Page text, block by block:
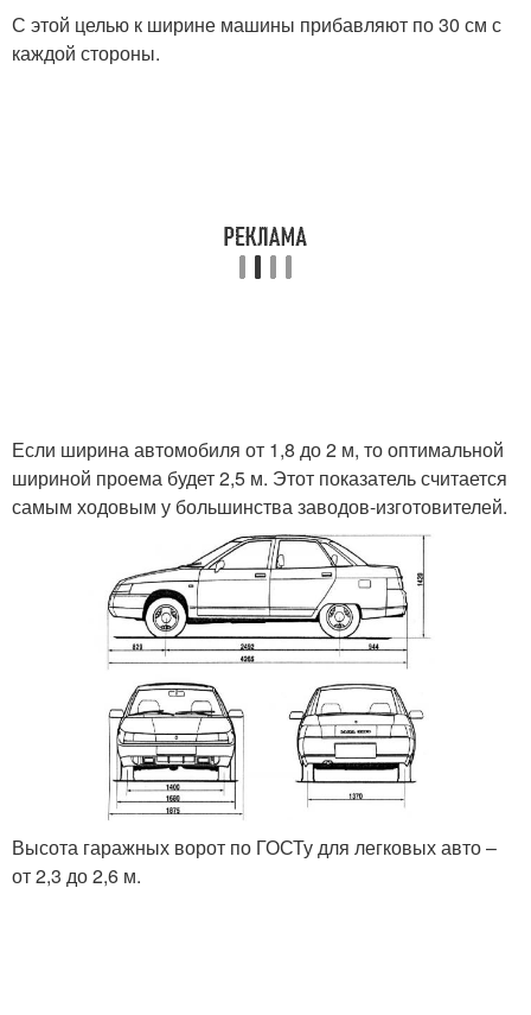
С этой целью к ширине машины прибавляют по 30 см с
каждой стороны.
Если ширина автомобиля от 1,8 до 2 м, то оптимальной
шириной проема будет 2,5 м. Этот показатель считается
самым ходовым у большинства заводов-изготовителей.
Высота гаражных ворот по ГОСТу для легковых авто –
от 2,3 до 2,6 м.